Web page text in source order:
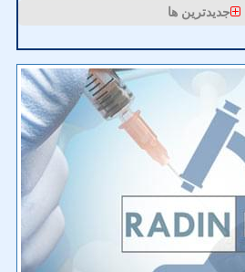
جدیدترین ها